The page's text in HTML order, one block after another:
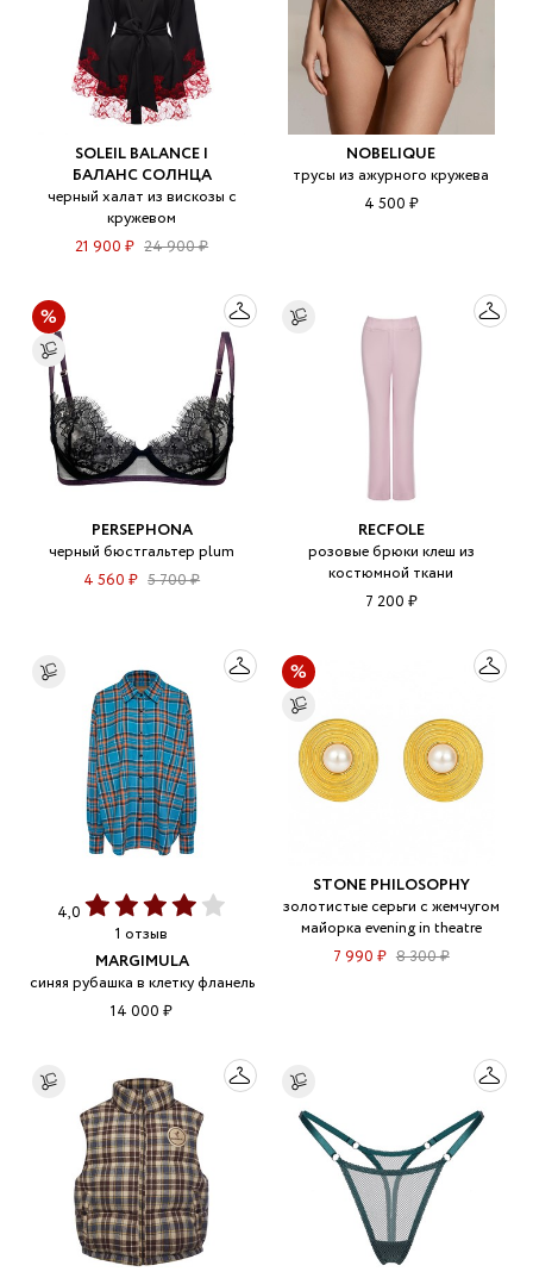
SOLEIL BALANCE |
БАЛАНС СОЛНЦА
черный халат из вискозы с
кружевом
21 900 ₽ 24 900 ₽
NOBELIQUE
трусы из ажурного кружева
4 500 ₽
PERSEPHONA
черный бюстгальтер plum
4 560 ₽ 5 700 ₽
RECFOLE
розовые брюки клеш из
костюмной ткани
7 200 ₽
4,0
1 отзыв
MARGIMULA
синяя рубашка в клетку фланель
14 000 ₽
STONE PHILOSOPHY
золотистые серьги с жемчугом
майорка evening in theatre
7 990 ₽ 8 300 ₽